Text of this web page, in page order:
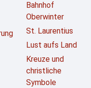
Bahnhof
Oberwinter
St. Laurentius
Lust aufs Land
Kreuze und
christliche
Symbole